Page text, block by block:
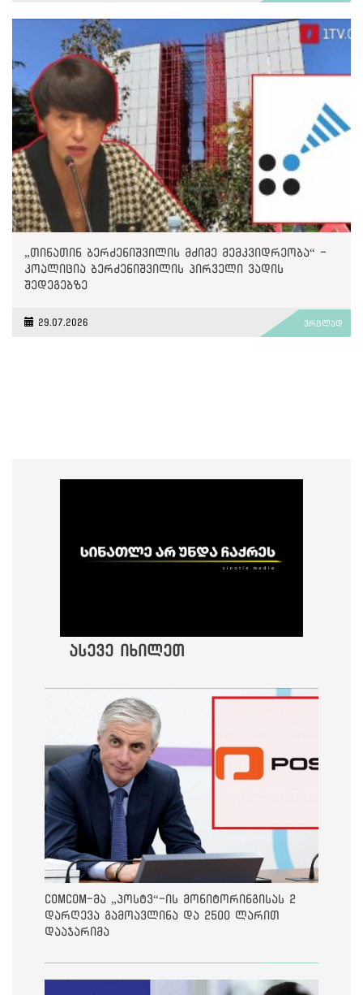
„თინათინ ბერძენიშვილის მძიმე მემკვიდრეობა“ -
კოალიცია ბერძენიშვილის პირველი ვადის
შედეგებზე
29.07.2026 ვრცლად
ასევე იხილეთ
ComCom-მა „პოსტვ“-ის მონიტორინგისას 2
დარღევა გამოავლინა და 2500 ლარით
დააჯარიმა